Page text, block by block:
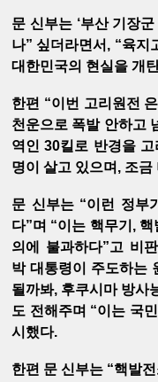
문 신부는 ‘부산 기장
나” 싶더라면서, “육지
대한민국의 현실을 개
한편 “이번 고리원전
천운으로 폭발 안하고
역인 30킬로 반경을
명이 살고 있으며, 조
문 신부는 “이런 정부
다”며 “이는 핵무기,
의에 불과하다”고 비
박 대통령이 주도하는
될까봐, 후쿠시마 방사
도 전해주며 “이는 국
시했다.
한편 문 신부는 “핵발